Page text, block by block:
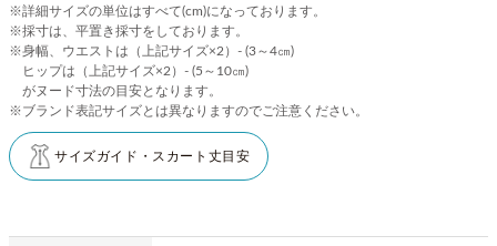
※詳細サイズの単位はすべて(cm)になっております。
※採寸は、平置き採寸をしております。
※身幅、ウエストは（上記サイズ×2）- (3～4㎝)
ヒップは（上記サイズ×2）- (5～10㎝)
がヌード寸法の目安となります。
※ブランド表記サイズとは異なりますのでご注意ください。
サイズガイド・スカート丈目安